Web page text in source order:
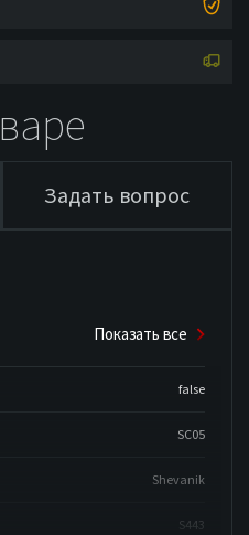
Задать вопрос
Показать все
false
SC05
Shevanik
S443